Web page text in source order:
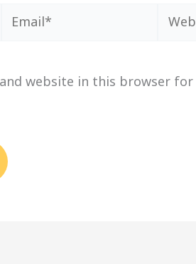
Email*
and website in this browser